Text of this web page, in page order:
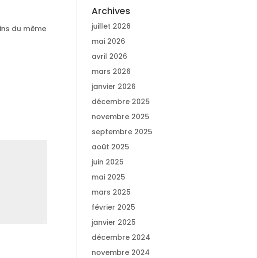
du même
Archives
juillet 2026
mai 2026
avril 2026
mars 2026
janvier 2026
décembre 2025
novembre 2025
septembre 2025
août 2025
juin 2025
mai 2025
mars 2025
février 2025
janvier 2025
décembre 2024
novembre 2024